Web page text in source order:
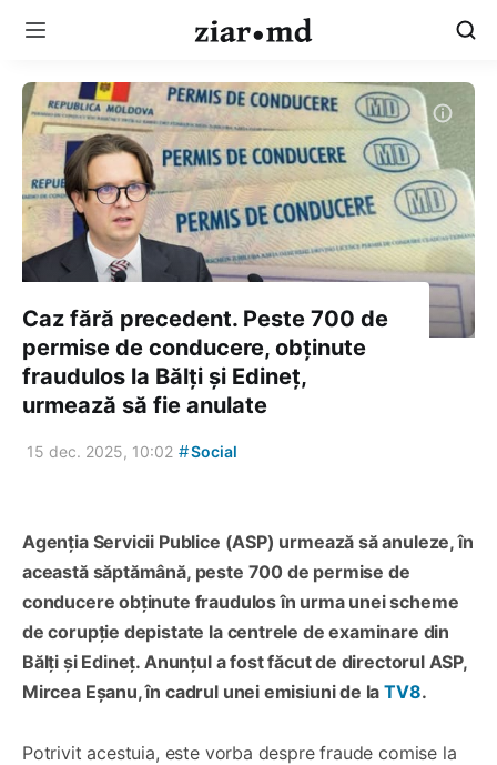
Caz fără precedent. Peste 700 de
permise de conducere, obținute
fraudulos la Bălți și Edineț,
urmează să fie anulate
15 dec. 2025, 10:02 #Social
Agenția Servicii Publice (ASP) urmează să anuleze, în
această săptămână, peste 700 de permise de
conducere obținute fraudulos în urma unei scheme
de corupție depistate la centrele de examinare din
Bălți și Edineț. Anunțul a fost făcut de directorul ASP,
Mircea Eșanu, în cadrul unei emisiuni de laTV8.
Potrivit acestuia, este vorba despre fraude comise la